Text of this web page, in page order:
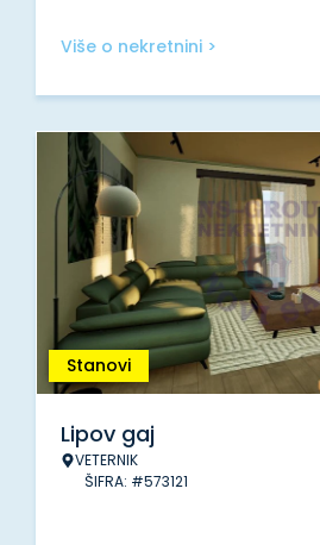
Više o nekretnini >
Stanovi
Lipov gaj
VETERNIK
ŠIFRA: #573121